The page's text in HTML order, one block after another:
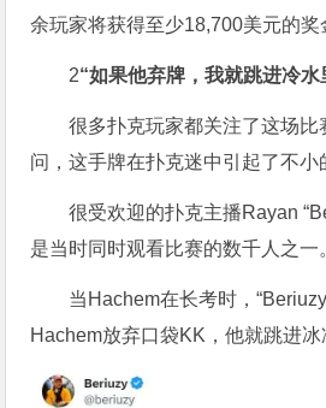
余玩家将获得至少18,700美元的奖
2“如果他弃牌，我就跳进冷水
很多扑克玩家都关注了这场比
问，这手牌在扑克迷中引起了不小
很受欢迎的扑克主播Rayan
是当时同时观看比赛的数千人之一
当Hachem在长考时，
Hachem放弃口袋KK，他就跳进冰